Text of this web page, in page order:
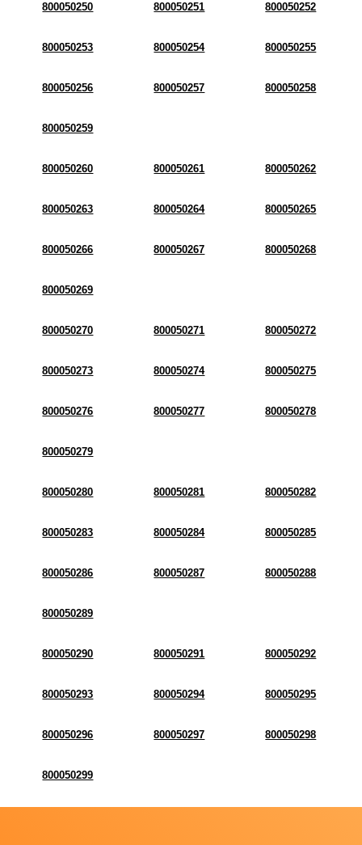
800050250 800050251 800050252
800050253 800050254 800050255
800050256 800050257 800050258
800050259
800050260 800050261 800050262
800050263 800050264 800050265
800050266 800050267 800050268
800050269
800050270 800050271 800050272
800050273 800050274 800050275
800050276 800050277 800050278
800050279
800050280 800050281 800050282
800050283 800050284 800050285
800050286 800050287 800050288
800050289
800050290 800050291 800050292
800050293 800050294 800050295
800050296 800050297 800050298
800050299